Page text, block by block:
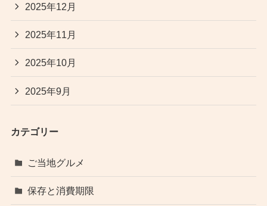
2025年12月
2025年11月
2025年10月
2025年9月
カテゴリー
ご当地グルメ
保存と消費期限